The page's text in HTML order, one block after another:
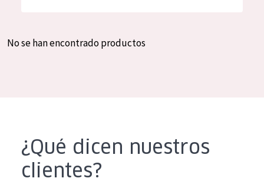
Crema de día
Crema de noche
Spanish
No se han encontrado productos
¿Qué dicen nuestros
clientes?